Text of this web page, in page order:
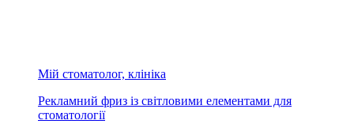
Мій стоматолог, клініка
Рекламний фриз із світловими елементами для
стоматології